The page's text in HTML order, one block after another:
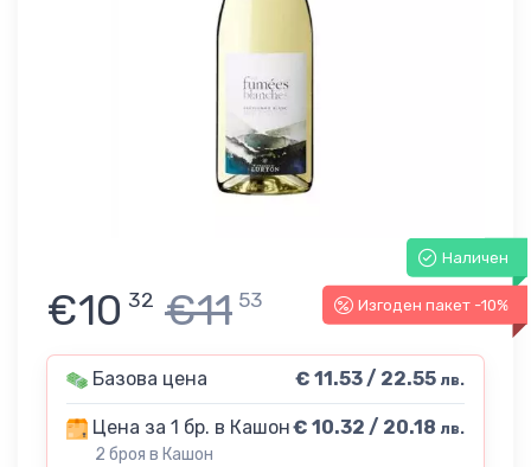
Наличен
Изгоден пакет -10%
€10 32 €11 53
Базова цена € 11.53 / 22.55 лв.
Цена за 1 бр. в Кашон
2 броя в Кашон
€ 10.32 / 20.18 лв.